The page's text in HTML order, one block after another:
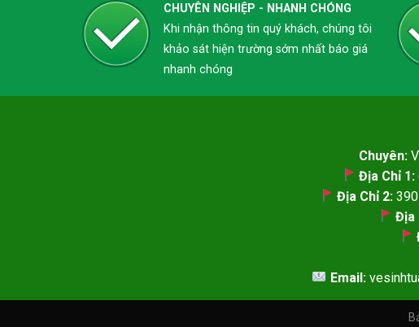
CHUYÊN NGHIỆP - NHANH CHÓNG
Khi nhận thông tin quý khách, chúng tôi
khảo sát hiện trường sớm nhất báo giá
nhanh chóng
Chuyên:
Địa Chỉ 1:
Địa Chỉ 2:
Địa
Email: